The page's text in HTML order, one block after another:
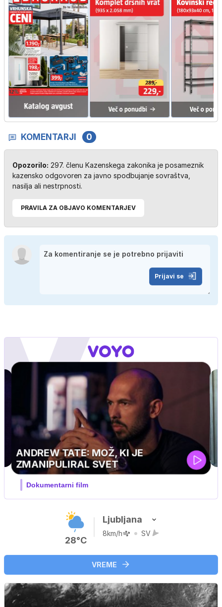
KOMENTARJI 0
Opozorilo: 297. členu Kazenskega zakonika je posameznik
kazensko odgovoren za javno spodbujanje sovraštva,
nasilja ali nestrpnosti.
PRAVILA ZA OBJAVO KOMENTARJEV
Prijavi se
28°C
Ljubljana
8km/h SV
VREME